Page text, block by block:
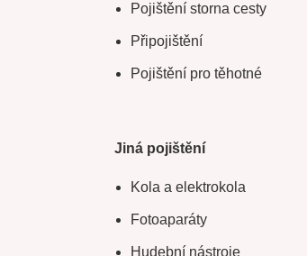
Pojištění storna cesty
Připojištění
Pojištění pro těhotné
Jiná pojištění
Kola a elektrokola
Fotoaparáty
Hudební nástroje